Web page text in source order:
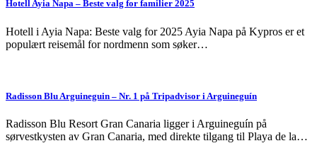
Hotell Ayia Napa – Beste valg for familier 2025
Hotell i Ayia Napa: Beste valg for 2025 Ayia Napa på Kypros er et
populært reisemål for nordmenn som søker…
Radisson Blu Arguineguin – Nr. 1 på Tripadvisor i Arguineguín
Radisson Blu Resort Gran Canaria ligger i Arguineguín på
sørvestkysten av Gran Canaria, med direkte tilgang til Playa de la…